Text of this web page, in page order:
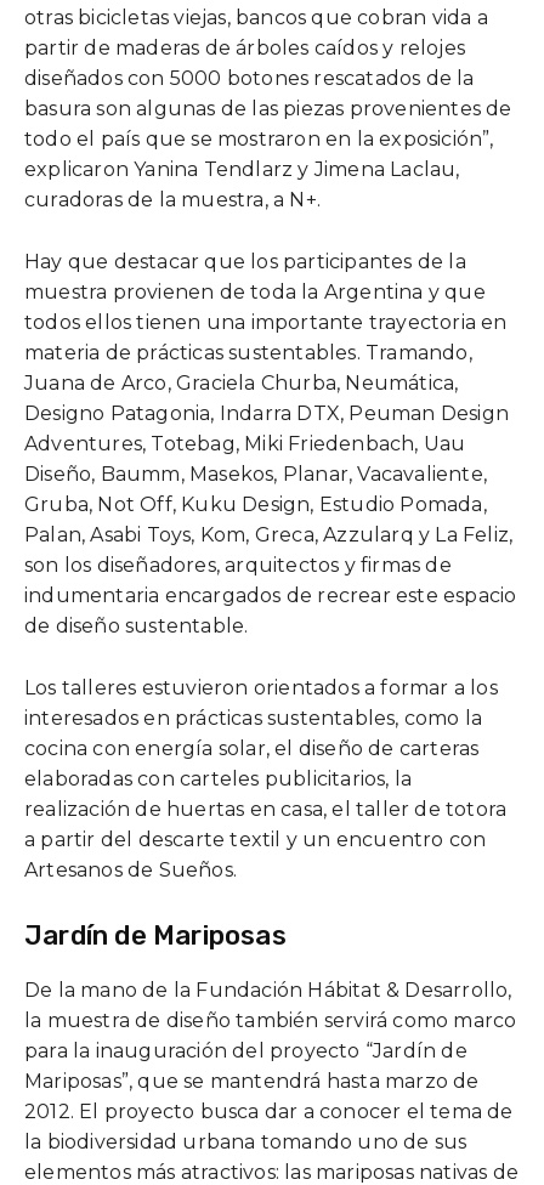
otras bicicletas viejas, bancos que cobran vida a
partir de maderas de árboles caídos y relojes
diseñados con 5000 botones rescatados de la
basura son algunas de las piezas provenientes de
todo el país que se mostraron en la exposición”,
explicaron Yanina Tendlarz y Jimena Laclau,
curadoras de la muestra, a N+.
Hay que destacar que los participantes de la
muestra provienen de toda la Argentina y que
todos ellos tienen una importante trayectoria en
materia de prácticas sustentables. Tramando,
Juana de Arco, Graciela Churba, Neumática,
Designo Patagonia, Indarra DTX, Peuman Design
Adventures, Totebag, Miki Friedenbach, Uau
Diseño, Baumm, Masekos, Planar, Vacavaliente,
Gruba, Not Off, Kuku Design, Estudio Pomada,
Palan, Asabi Toys, Kom, Greca, Azzularq y La Feliz,
son los diseñadores, arquitectos y firmas de
indumentaria encargados de recrear este espacio
de diseño sustentable.
Los talleres estuvieron orientados a formar a los
interesados en prácticas sustentables, como la
cocina con energía solar, el diseño de carteras
elaboradas con carteles publicitarios, la
realización de huertas en casa, el taller de totora
a partir del descarte textil y un encuentro con
Artesanos de Sueños.
Jardín de Mariposas
De la mano de la Fundación Hábitat & Desarrollo,
la muestra de diseño también servirá como marco
para la inauguración del proyecto “Jardín de
Mariposas”, que se mantendrá hasta marzo de
2012. El proyecto busca dar a conocer el tema de
la biodiversidad urbana tomando uno de sus
elementos más atractivos: las mariposas nativas de